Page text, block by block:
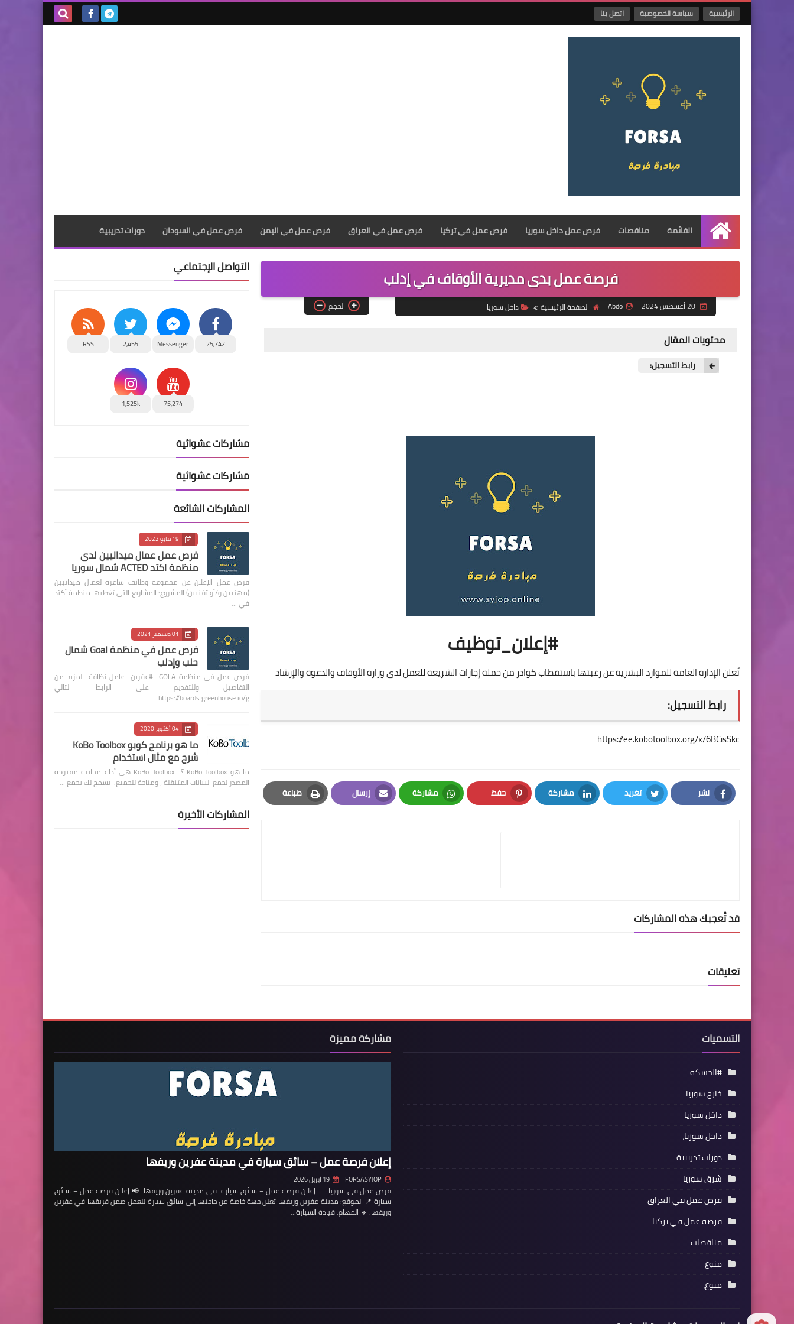
الرئيسية سياسة الخصوصية اتصل بنا
الرئيسية
القائمة مناقصات فرص عمل داخل سوريا فرص عمل في تركيا فرص عمل في العراق فرص عمل في اليمن فرص عمل في السودان دورات تدريبية
فرصة عمل بدى مديرية الأوقاف في إدلب
20 أغسطس 2024 Abdo الصفحة الرئيسية داخل سوريا الحجم
محتويات المقال
رابط التسجيل:
#إعلان_توظيف
تُعلن الإدارة العامة للموارد البشرية عن رغبتها باستقطاب كوادر من حملة إجازات الشريعة للعمل لدى وزارة الأوقاف والدعوة والإرشاد
رابط التسجيل:
https://ee.kobotoolbox.org/x/6BCisSkc
نشر
Facebook
تغريد
Twitter
مشاركة
LinkedIn
حفظ
Pinterest
مشاركة
Whatsapp
إرسال
Email
طباعة
Print
قد تُعجبك هذه المشاركات
تعليقات
التواصل الإجتماعي
25,742
Messenger
2,455
RSS
75,274
1,525k
مشاركات عشوائية
مشاركات عشوائية
المشاركات الشائعة
19 مايو 2022
فرص عمل عمال ميدانيين لدى
منظمة اكتد ACTED شمال سوريا
فرص عمل الإعلان عن مجموعة وظائف شاغرة لعمال ميدانيين
(مهنيين و/أو تقنيين) المشروع: المشاريع التي تغطيها منظمة أكتد
في …
01 ديسمبر 2021
فرص عمل في منظمة Goal شمال
حلب وإدلب
فرص عمل في منظمة GOLA #عفرين عامل نظافة لمزيد من
التفاصيل وللتقديم على الرابط التالي
https://boards.greenhouse.io/g…
04 أكتوبر 2020
ما هو برنامج كوبو KoBo Toolbox
شرح مع مثال استخدام
ما هو KoBo Toolbox ؟ KoBo Toolbox هي أداة مجانية مفتوحة
المصدر لجمع البيانات المتنقلة ، ومتاحة للجميع. يسمح لك بجمع …
المشاركات الأخيرة
التسميات
#الحسكة
خارج سوريا
داخل سوريا
داخل سوريا،
دورات تدريبية
شرق سوريا
فرص عمل في العراق
فرصة عمل في تركيا
مناقصات
منوع
منوع،
مشاركة مميزة
إعلان فرصة عمل – سائق سيارة في مدينة عفرين وريفها
FORSASYJOP 19 أبريل 2026
فرص عمل في سوريا إعلان فرصة عمل – سائق سيارة في مدينة عفرين وريفها 📢 إعلان فرصة عمل – سائق
سيارة 📍 الموقع: مدينة عفرين وريفها تعلن جهة خاصة عن حاجتها إلى سائق سيارة للعمل ضمن فريقها في عفرين
وريفها. 🔹 المهام: قيادة السيارة…